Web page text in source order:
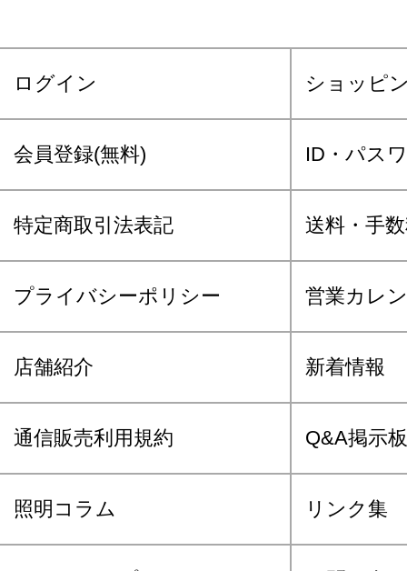
ログイン ショッピ
会員登録(無料) ID・パス
特定商取引法表記 送料・手
プライバシーポリシー 営業カレ
店舗紹介 新着情報
通信販売利用規約 Q&A掲示板
照明コラム リンク集